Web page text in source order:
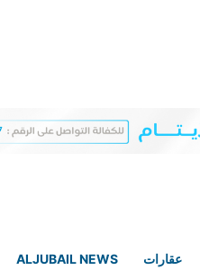
عقارات ALJUBAIL NEWS